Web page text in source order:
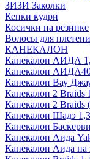
ЗИЗИ Заколки
Кепки кудри
Косички на резинке
Волосы для
КАНЕКАЛОН
Канекалон АИДА
Канекалон
Канекалон Вау
Канекалон 2 Braids
Канекалон 2 Braids
Канекалон Шадэ
Канекалон
Канекалон Аида
Канекалон Аида на